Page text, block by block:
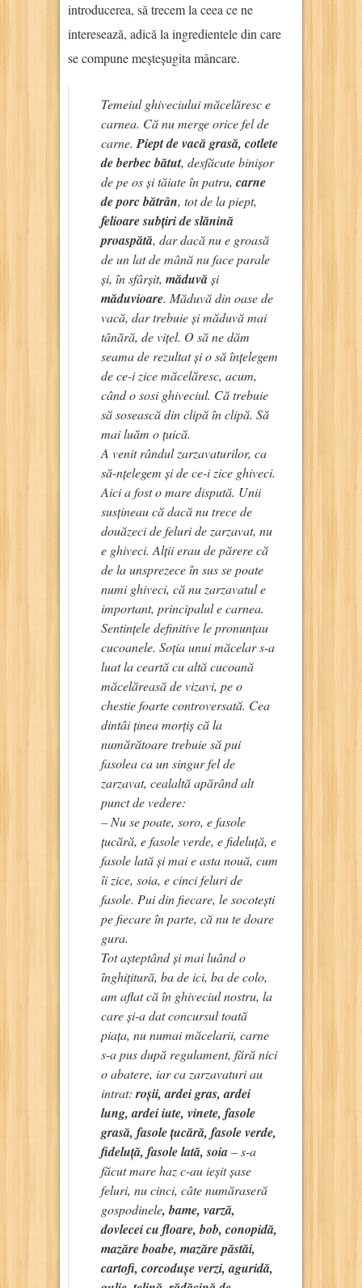
introducerea, să trecem la ceea ce ne
interesează, adică la ingredientele din care
se compune meșteșugita mâncare.
Temeiul ghiveciului măcelăresc e
carnea. Că nu merge orice fel de
carne. Piept de vacă grasă, cotlete
de berbec bătut, desfăcute binișor
de pe os și tăiate în patru, carne
de porc bătrân, tot de la piept,
felioare subțiri de slănină
proaspătă, dar dacă nu e groasă
de un lat de mână nu face parale
și, în sfârșit, măduvăși
măduvioare. Măduvă din oase de
vacă, dar trebuie și măduvă mai
tânără, de vițel. O să ne dăm
seama de rezultat și o să înțelegem
de ce-i zice măcelăresc, acum,
când o sosi ghiveciul. Că trebuie
să sosească din clipă în clipă. Să
mai luăm o țuică.
A venit rândul zarzavaturilor, ca
să-nțelegem și de ce-i zice ghiveci.
Aici a fost o mare dispută. Unii
susțineau că dacă nu trece de
douăzeci de feluri de zarzavat, nu
e ghiveci. Alții erau de părere că
de la unsprezece în sus se poate
numi ghiveci, că nu zarzavatul e
important, principalul e carnea.
Sentințele definitive le pronunțau
cucoanele. Soția unui măcelar s-a
luat la ceartă cu altă cucoană
măcelăreasă de vizavi, pe o
chestie foarte controversată. Cea
dintâi ținea morțiș că la
numărătoare trebuie să pui
fasolea ca un singur fel de
zarzavat, cealaltă apărând alt
punct de vedere:
– Nu se poate, soro, e fasole
țucără, e fasole verde, e fideluță, e
fasole lată și mai e asta nouă, cum
îi zice, soia, e cinci feluri de
fasole. Pui din fiecare, le socotești
pe fiecare în parte, că nu te doare
gura.
Tot așteptând și mai luând o
înghițitură, ba de ici, ba de colo,
am aflat că în ghiveciul nostru, la
care și-a dat concursul toată
piața, nu numai măcelarii, carne
s-a pus după regulament, fără nici
o abatere, iar ca zarzavaturi au
intrat: roșii, ardei gras, ardei
lung, ardei iute, vinete, fasole
grasă, fasole țucără, fasole verde,
fideluță, fasole lată, soia– s-a
făcut mare haz c-au ieșit șase
feluri, nu cinci, câte număraseră
gospodinele, bame, varză,
dovlecei cu floare, bob, conopidă,
mazăre boabe, mazăre păstăi,
cartofi, corcodușe verzi, aguridă,